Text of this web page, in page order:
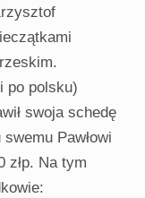
po polsku)
swoja schedę
Pawłowi
złp. Na tym